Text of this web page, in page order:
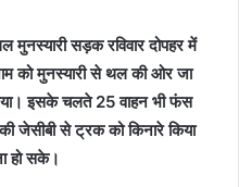
मुनस्यारी सड़क रविवार दोपहर में
को मुनस्यारी से थल की ओर जा
इसके चलते 25 वाहन भी फंस
जेसीबी से ट्रक को किनारे किया
हो सके।